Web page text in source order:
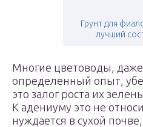
Грунт для
лучший
Многие цветоводы,
определенный опыт,
это залог роста их
К адениуму это не
нуждается в сухой